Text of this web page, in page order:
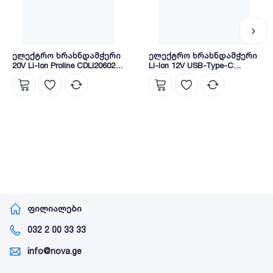
ელექტრო ხრახნდამჭერი
20V Li-Ion Proline CDLI206021
INGCO
ელექტრო ხრახნდამჭერი
Li-Ion 12V USB-Type-C
(WCDS510) WADFOW
ფილიალები
032 2 00 33 33
info@nova.ge